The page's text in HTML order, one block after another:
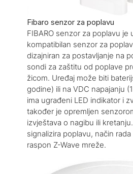
Fibaro senzor za poplavu
FIBARO senzor za poplavu je
kompatibilan senzor za
dizajniran za postavljanje na
sondi za zaštitu od poplave
žicom. Uređaj može biti
godine) ili na VDC napajanju
ima ugrađeni LED indikator i
također je opremljen
izvještava o nagibu ili
signalizira poplavu, način
raspon Z-Wave mreže.